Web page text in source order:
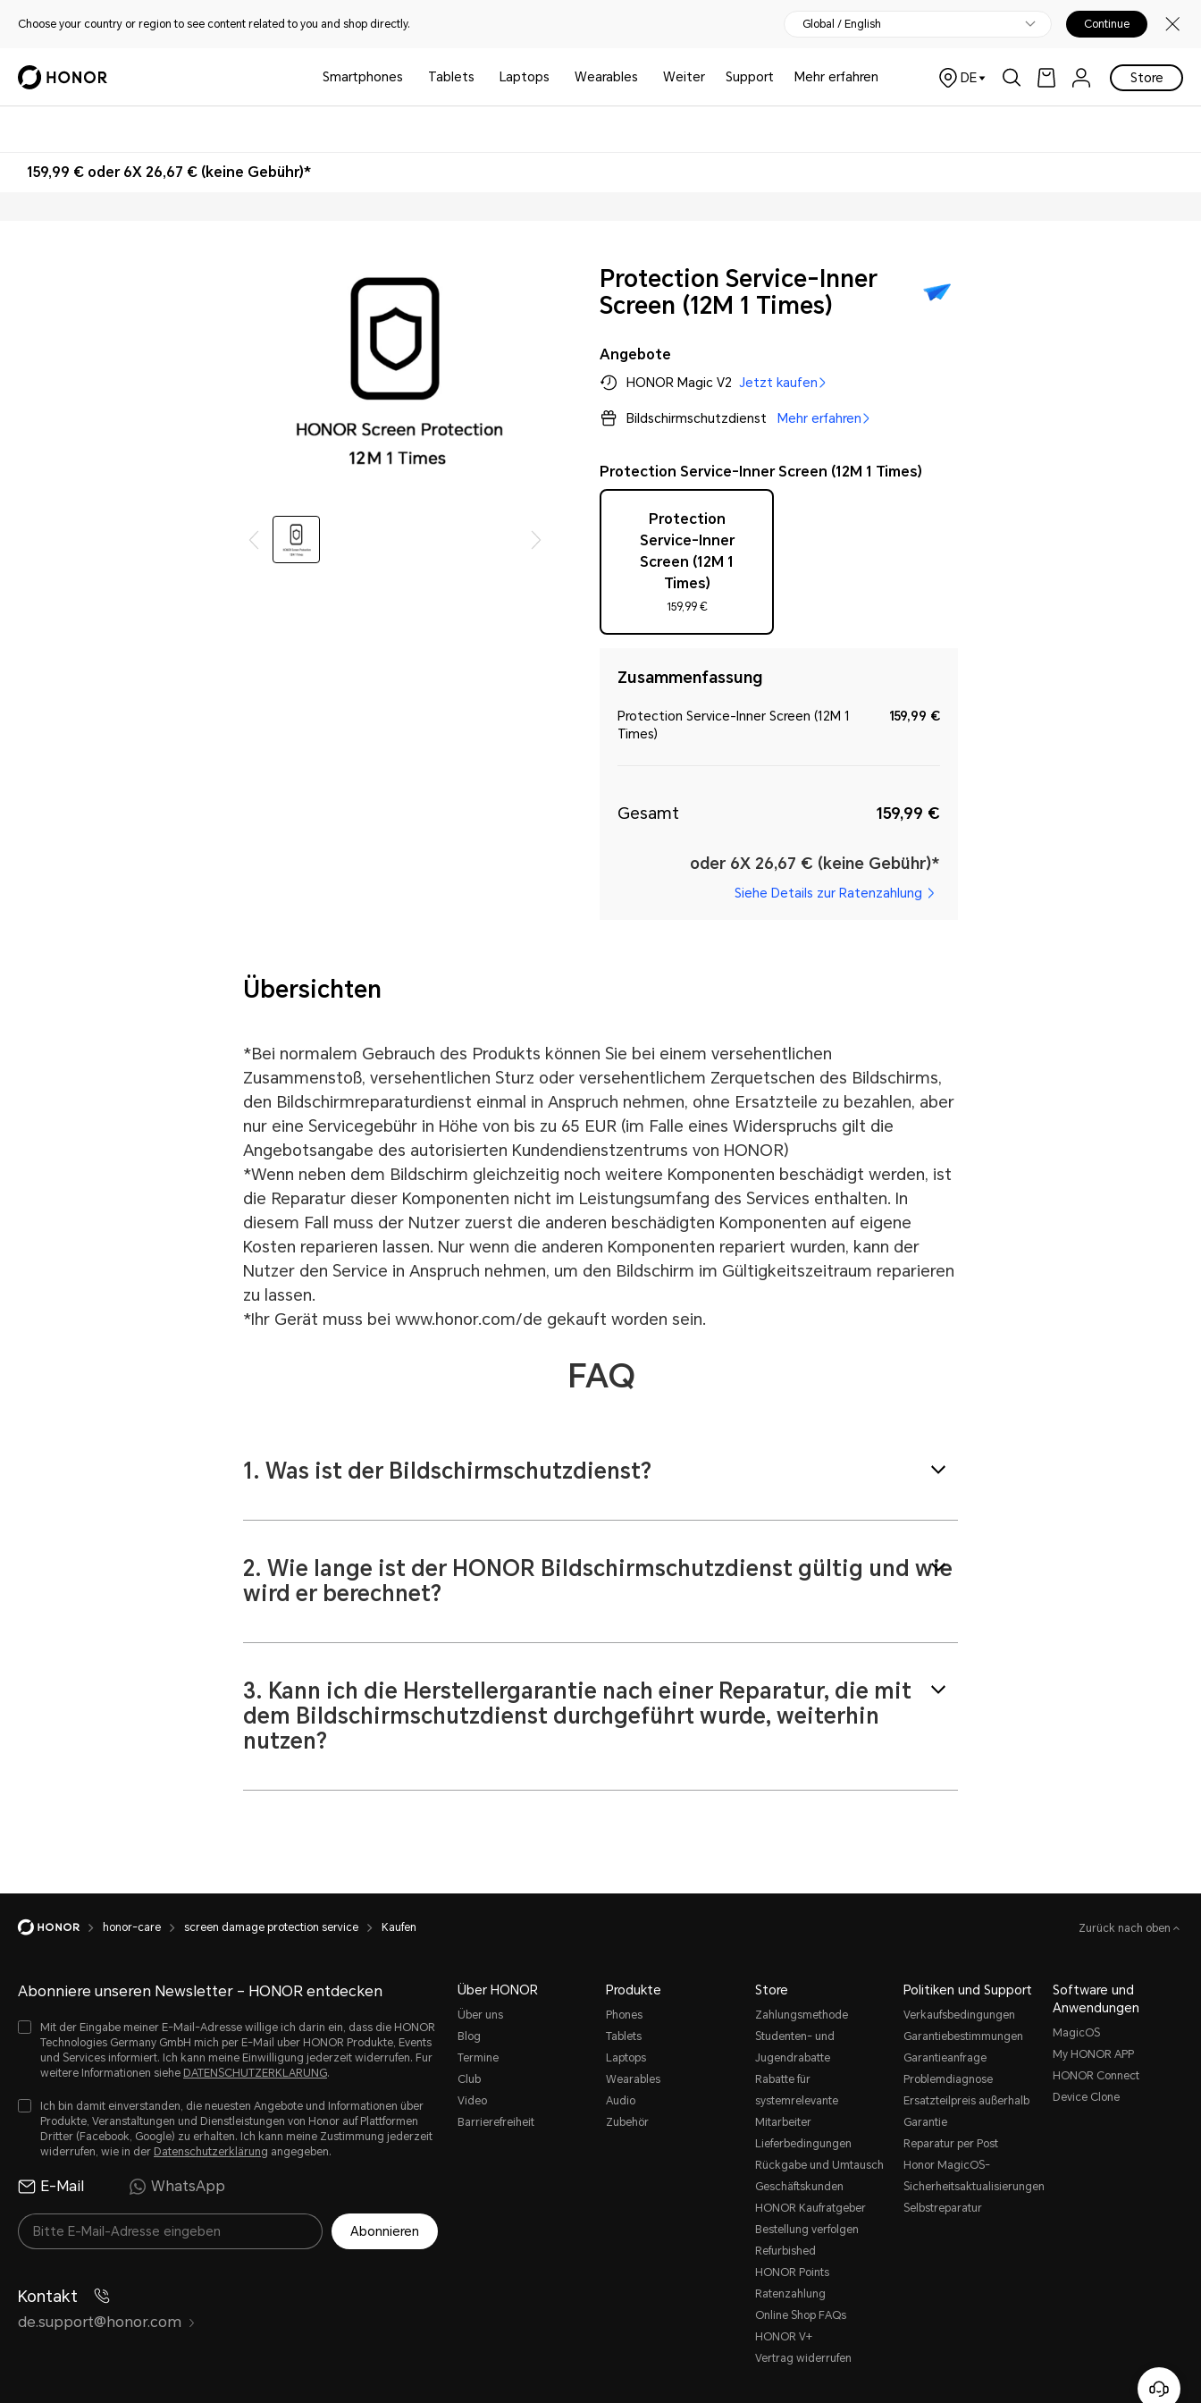
Choose your country or region to see content related to you and shop directly. Global / English Continue
Smartphones Tablets Laptops Wearables Weiter Support Mehr erfahren DE Store
159,99 € oder 6X 26,67 € (keine Gebühr)*
Protection Service-Inner
Screen (12M 1 Times)
Angebote
HONOR Magic V2 Jetzt kaufen
Bildschirmschutzdienst Mehr erfahren
Protection Service-Inner Screen (12M 1 Times)
Protection
Service-Inner
Screen (12M 1
Times)
159,99 €
Zusammenfassung
Protection Service-Inner Screen (12M 1
Times)
159,99 €
Gesamt 159,99 €
oder 6X 26,67 € (keine Gebühr)*
Siehe Details zur Ratenzahlung
Übersichten
*Bei normalem Gebrauch des Produkts können Sie bei einem versehentlichen
Zusammenstoß, versehentlichen Sturz oder versehentlichem Zerquetschen des Bildschirms,
den Bildschirmreparaturdienst einmal in Anspruch nehmen, ohne Ersatzteile zu bezahlen, aber
nur eine Servicegebühr in Höhe von bis zu 65 EUR (im Falle eines Widerspruchs gilt die
Angebotsangabe des autorisierten Kundendienstzentrums von HONOR)
*Wenn neben dem Bildschirm gleichzeitig noch weitere Komponenten beschädigt werden, ist
die Reparatur dieser Komponenten nicht im Leistungsumfang des Services enthalten. In
diesem Fall muss der Nutzer zuerst die anderen beschädigten Komponenten auf eigene
Kosten reparieren lassen. Nur wenn die anderen Komponenten repariert wurden, kann der
Nutzer den Service in Anspruch nehmen, um den Bildschirm im Gültigkeitszeitraum reparieren
zu lassen.
*Ihr Gerät muss bei www.honor.com/de gekauft worden sein.
FAQ
1. Was ist der Bildschirmschutzdienst?
eines versehentlichen Zusammenstoßes, versehentlichen Sturzes oder versehentlichen
Bezahlung von Ersatzteilen in Anspruch nehmen, aber nur eine Servicegebühr zahlen. Hinweis:
Ihr Gerät muss ausschließlich bei www.honor.com/de gekauft worden sein.
2. Wie lange ist der HONOR Bildschirmschutzdienst gültig und wie
wird er berechnet?
haben (gemäß Rechnung), endet um 24:00 Uhr am Verfallsdatum (ein Jahr / sechs Monate /
3. Kann ich die Herstellergarantie nach einer Reparatur, die mit
dem Bildschirmschutzdienst durchgeführt wurde, weiterhin
nutzen?
für den Bildschadenschutz genutzt haben und keine anderen Fehler vorlagen. Wenn das
honor-care screen damage protection service Kaufen Zurück nach oben
Abonniere unseren Newsletter – HONOR entdecken
Mit der Eingabe meiner E-Mail-Adresse willige ich darin ein, dass die HONOR
Technologies Germany GmbH mich per E-Mail uber HONOR Produkte, Events
und Services informiert. Ich kann meine Einwilligung jederzeit widerrufen. Fur
weitere Informationen siehe DATENSCHUTZERKLARUNG.
Ich bin damit einverstanden, die neuesten Angebote und Informationen über
Produkte, Veranstaltungen und Dienstleistungen von Honor auf Plattformen
Dritter (Facebook, Google) zu erhalten. Ich kann meine Zustimmung jederzeit
widerrufen, wie in der Datenschutzerklärung angegeben.
E-Mail WhatsApp
Abonnieren
Kontakt
de.support@honor.com
Über HONOR
Über uns
Blog
Termine
Club
Video
Barrierefreiheit
Produkte
Phones
Tablets
Laptops
Wearables
Audio
Zubehör
Store
Zahlungsmethode
Studenten- und
Jugendrabatte
Rabatte für
systemrelevante
Mitarbeiter
Lieferbedingungen
Rückgabe und Umtausch
Geschäftskunden
HONOR Kaufratgeber
Bestellung verfolgen
Refurbished
HONOR Points
Ratenzahlung
Online Shop FAQs
HONOR V+
Vertrag widerrufen
Politiken und Support
Verkaufsbedingungen
Garantiebestimmungen
Garantieanfrage
Problemdiagnose
Ersatzteilpreis außerhalb
Garantie
Reparatur per Post
Honor MagicOS-
Sicherheitsaktualisierungen
Selbstreparatur
Software und
Anwendungen
MagicOS
My HONOR APP
HONOR Connect
Device Clone